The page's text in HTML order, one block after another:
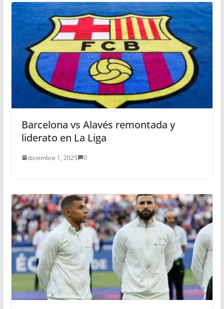
Barcelona vs Alavés remontada y
liderato en La Liga
diciembre 1, 2025 0